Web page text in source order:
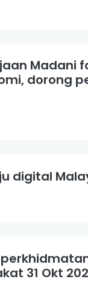
Madani
dorong
digital
31 Okt